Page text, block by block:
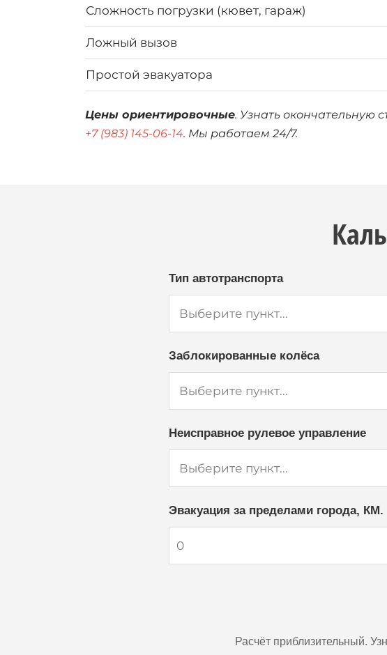
Сложность погрузки (кювет, гараж)
Ложный вызов
Простой эвакуатора
Цены ориентировочные. Узнать окончательную
+7 (983) 145-06-14. Мы работаем 24/7.
Тип автотранспорта
Заблокированные колёса
Неисправное рулевое управление
Эвакуация за пределами города, КМ.
Расчёт приблизительный.